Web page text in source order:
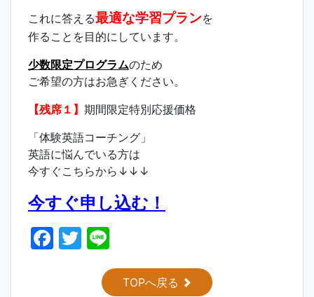
これに答える最適な学習プランを
作ることを目的にしています。
少数限定プログラムのため
ご希望の方はお急ぎください。
【残席１】 期間限定特別応援価格
「体験英語コーチング」
英語に悩んでいる方は
今すぐこちらから↓↓↓
今すぐ申し込む！
F
T
itt
TOPへ戻る